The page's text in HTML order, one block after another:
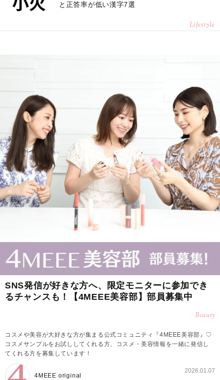
と正答率が低い漢字7選
Lifestyle
SNS発信が好きな方へ、限定モニターに参加でき
るチャンスも！【4MEEE美容部】部員募集中
Beauty
コスメや美容が大好きな方が集まる公式コミュニティ『4MEEE美容部』♡
コスメサンプルをお試ししてくれる方、コスメ・美容情報を一緒に発信し
てくれる方を募集しています！
4MEEE original
2026.01.07